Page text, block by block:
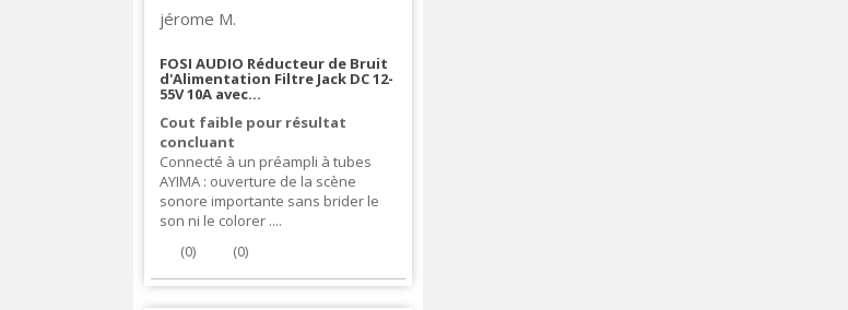
jérome M.
FOSI AUDIO Réducteur de Bruit
d'Alimentation Filtre Jack DC 12-
55V 10A avec...
Cout faible pour résultat
concluant
Connecté à un préampli à tubes
AYIMA : ouverture de la scène
sonore importante sans brider le
son ni le colorer ....
(0) (0)